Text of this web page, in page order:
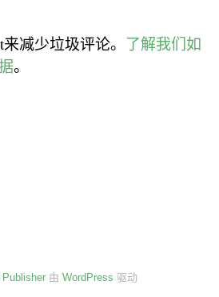
减少垃圾评论。 了解我们如
。
Publisher 由 WordPress 驱动